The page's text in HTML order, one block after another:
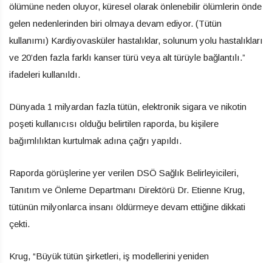
ölümüne neden oluyor, küresel olarak önlenebilir ölümlerin önde
gelen nedenlerinden biri olmaya devam ediyor. (Tütün
kullanımı) Kardiyovasküler hastalıklar, solunum yolu hastalıkları
ve 20’den fazla farklı kanser türü veya alt türüyle bağlantılı.”
ifadeleri kullanıldı.
Dünyada 1 milyardan fazla tütün, elektronik sigara ve nikotin
poşeti kullanıcısı olduğu belirtilen raporda, bu kişilere
bağımlılıktan kurtulmak adına çağrı yapıldı.
Raporda görüşlerine yer verilen DSÖ Sağlık Belirleyicileri,
Tanıtım ve Önleme Departmanı Direktörü Dr. Etienne Krug,
tütünün milyonlarca insanı öldürmeye devam ettiğine dikkati
çekti.
Krug, “Büyük tütün şirketleri, iş modellerini yeniden